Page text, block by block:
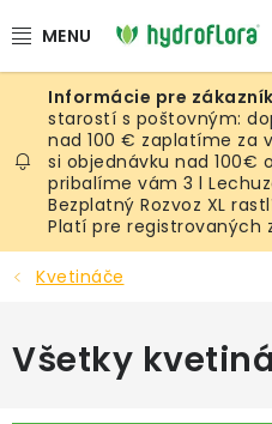
na
RASTLINY
UMELÉ RASTLINY
KVETINÁČE
SUBSTRÁTY A
SERVIS INTERIÉROVEJ ZELENE
starostí s poštovným:
nad 100 € zaplatíme za
si objednávku nad 100€
pribalíme vám 3 l
Bezplatný Rozvoz XL
Platí pre registrovaných
Kvetináče
Všetky